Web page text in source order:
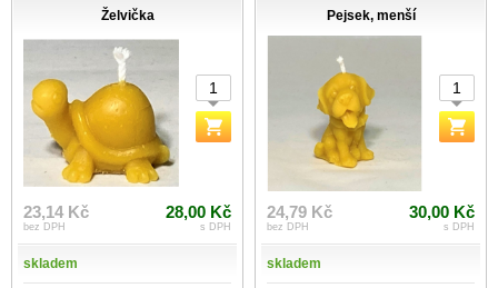
Želvička
23,14 Kč
bez DPH
28,00 Kč
s DPH
skladem
Pejsek, menší
24,79 Kč
bez DPH
30,00 Kč
s DPH
skladem